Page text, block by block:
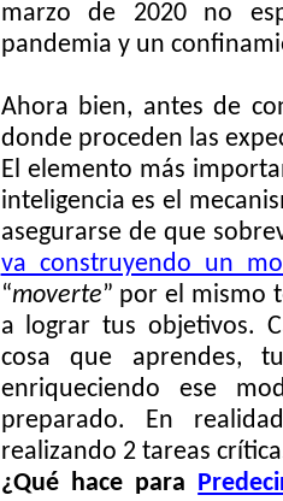
marzo de 2020 no
pandemia y un
Ahora bien, antes de
donde proceden las
El elemento más
inteligencia es el
asegurarse de que
va construyendo un
“moverte” por el mismo
a lograr tus objetivos.
cosa que aprendes,
enriqueciendo ese
preparado. En
realizando 2 tareas
¿Qué hace para